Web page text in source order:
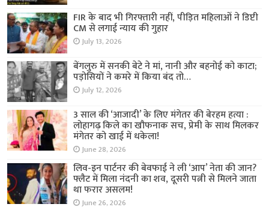
FIR के बाद भी गिरफ्तारी नहीं, पीड़ित महिलाओं ने डिप्टी
CM से लगाई न्याय की गुहार
July 13, 2026
बेंगलुरु में सनकी बेटे ने मां, नानी और बहनोई को काटा;
पड़ोसियों ने कमरे में किया बंद तो…
July 12, 2026
3 साल की ‘आजादी’ के लिए मंगेतर की बेरहम हत्या :
लोहागढ़ किले का खौफनाक सच, प्रेमी के साथ मिलकर
मंगेतर को खाई में धकेला!
June 28, 2026
लिव-इन पार्टनर की बेवफाई ने ली ‘आप’ नेता की जान?
फ्लैट में मिला नंदनी का शव, दूसरी पत्नी से मिलने जाता
था फरार असलम!
June 26, 2026